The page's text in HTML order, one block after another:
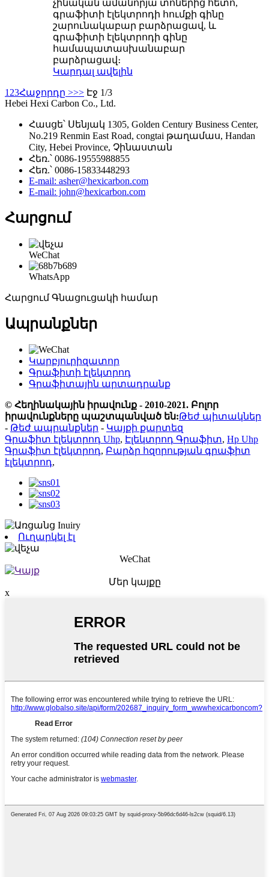
չինական ամանորյա տոներից հետո,
գրաֆիտի էլեկտրոդի հումքի գինը
շարունակաբար բարձրացավ, և
գրաֆիտի էլեկտրոդի գինը
համապատասխանաբար
բարձրացավ։
Կարդալ ավելին
1 23Հաջորդը >>> Էջ 1/3
Hebei Hexi Carbon Co., Ltd.
Հասցե՝ Սենյակ 1305, Golden Century Business Center,
No.219 Renmin East Road, congtai թաղամաս, Handan
City, Hebei Province, Չինաստան
Հեռ.՝ 0086-19555988855
Հեռ.՝ 0086-15833448293
E-mail: asher@hexicarbon.com
E-mail: john@hexicarbon.com
Հարցում
WeChat
WhatsApp
Հարցում Գնացուցակի համար
Ապրանքներ
Կարբյուրիզատոր
Գրաֆիտի էլեկտրոդ
Գրաֆիտային արտադրանք
© Հեղինակային իրավունք - 2010-2021. Բոլոր
իրավունքները պաշտպանված են:Թեժ պիտակներ
- Թեժ ապրանքներ - Կայքի քարտեզ
Գրաֆիտ էլեկտրոդ Uhp, Էլեկտրոդ Գրաֆիտ, Hp Uhp
Գրաֆիտ էլեկտրոդ, Բարձր հզորության գրաֆիտ
էլեկտրոդ,
Ուղարկել էլ
WeChat
Մեր կայքը
x